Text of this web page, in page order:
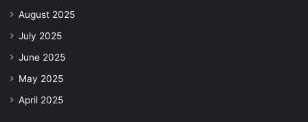
August 2025
July 2025
June 2025
May 2025
April 2025